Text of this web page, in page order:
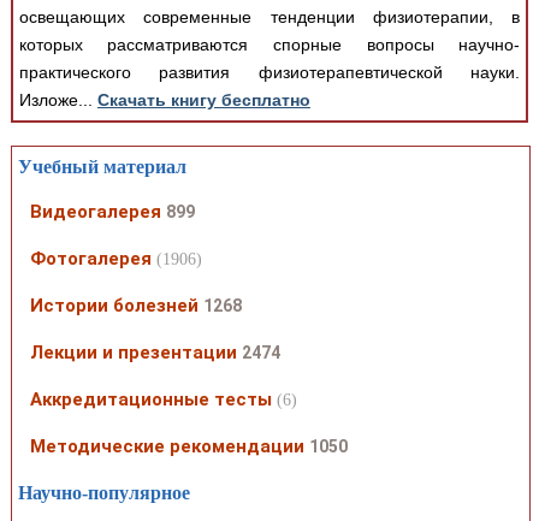
освещающих современные тенденции физиотерапии, в
которых рассматриваются спорные вопросы научно-
практического развития физиотерапевтической науки.
Изложе... Скачать книгу бесплатно
Учебный материал
Видеогалерея 899
Фотогалерея (1906)
Истории болезней 1268
Лекции и презентации 2474
Аккредитационные тесты (6)
Методические рекомендации 1050
Научно-популярное